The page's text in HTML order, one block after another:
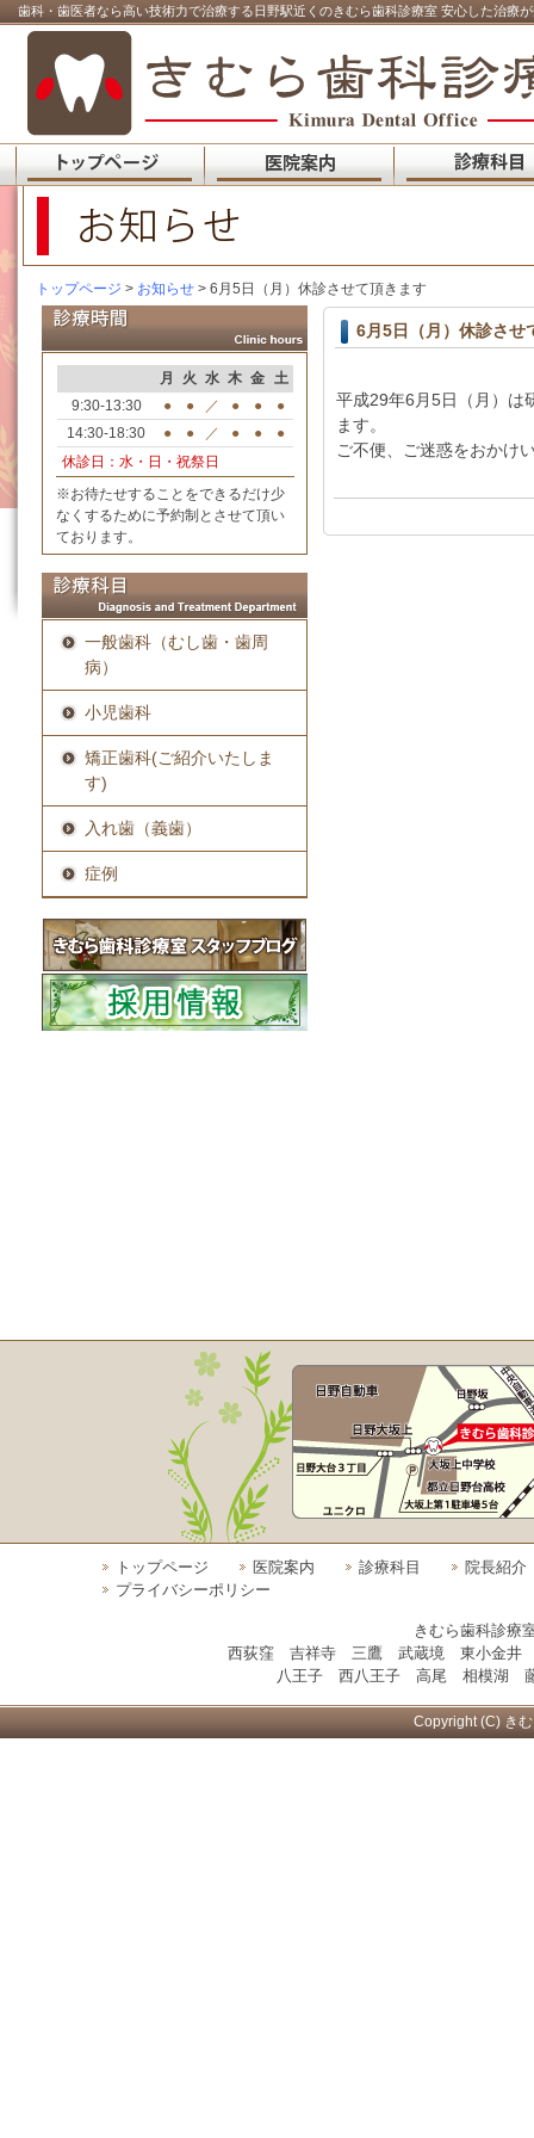
歯科・歯医者なら高い技術力で治療する日野駅近くのきむら歯科診療室 安心した治療
トップページ > お知らせ > 6月5日（月）休診させて頂きます
月 火 水 木 金 土
9:30-13:30
● ● ／ ● ●
●
14:30-18:30
● ● ／ ● ●
●
休診日：水・日・祝祭日
※お待たせすることをできるだけ少
なくするために予約制とさせて頂い
ております。
一般歯科（むし歯・歯周
病）
小児歯科
矯正歯科(ご紹介いたしま
す)
入れ歯（義歯）
症例
6月5日（月）休診させ
平成29年6月5日（月）は
ます。
ご不便、ご迷惑をおかけ
トップページ 医院案内 診療科目
院長紹介
プライバシーポリシー
きむら歯科診療
西荻窪 吉祥寺 三鷹 武蔵境 東小金
八王子 西八王子 高尾 相模湖
Copyright (C) き